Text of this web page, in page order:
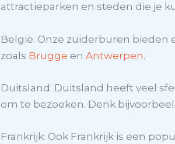
attractieparken en steden die je
België: Onze zuiderburen bieden
zoals Brugge en Antwerpen.
Duitsland: Duitsland heeft veel
om te bezoeken. Denk
Frankrijk: Ook Frankrijk is een